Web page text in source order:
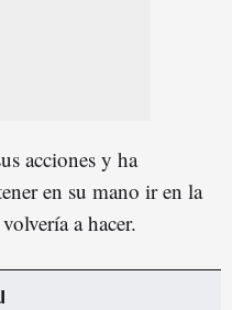
acciones y ha
en su mano ir en la
a hacer.